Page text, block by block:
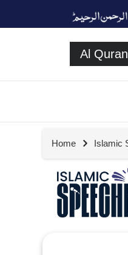
Al Quran
Home Islamic